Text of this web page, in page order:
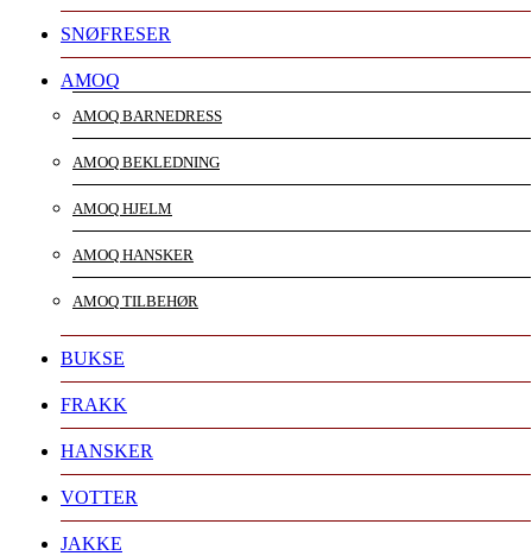
SNØFRESER
AMOQ
AMOQ BARNEDRESS
AMOQ BEKLEDNING
AMOQ HJELM
AMOQ HANSKER
AMOQ TILBEHØR
BUKSE
FRAKK
HANSKER
VOTTER
JAKKE